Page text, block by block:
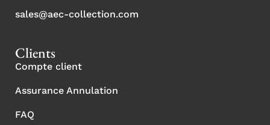
sales@aec-collection.com
Clients
Compte client
Assurance Annulation
FAQ